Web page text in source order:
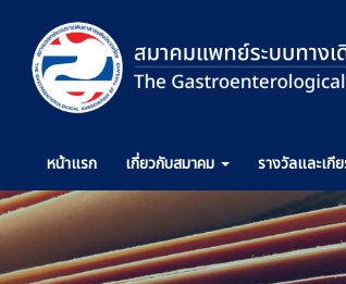
หน้าแรก เกี่ยวกับสมาคม รางวัลและเกี